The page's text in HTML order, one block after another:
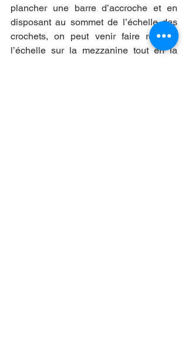
plancher une barre d’accroche et en
disposant au sommet de l’échelle des
crochets, on peut venir faire reposer
l’échelle sur la mezzanine tout en la